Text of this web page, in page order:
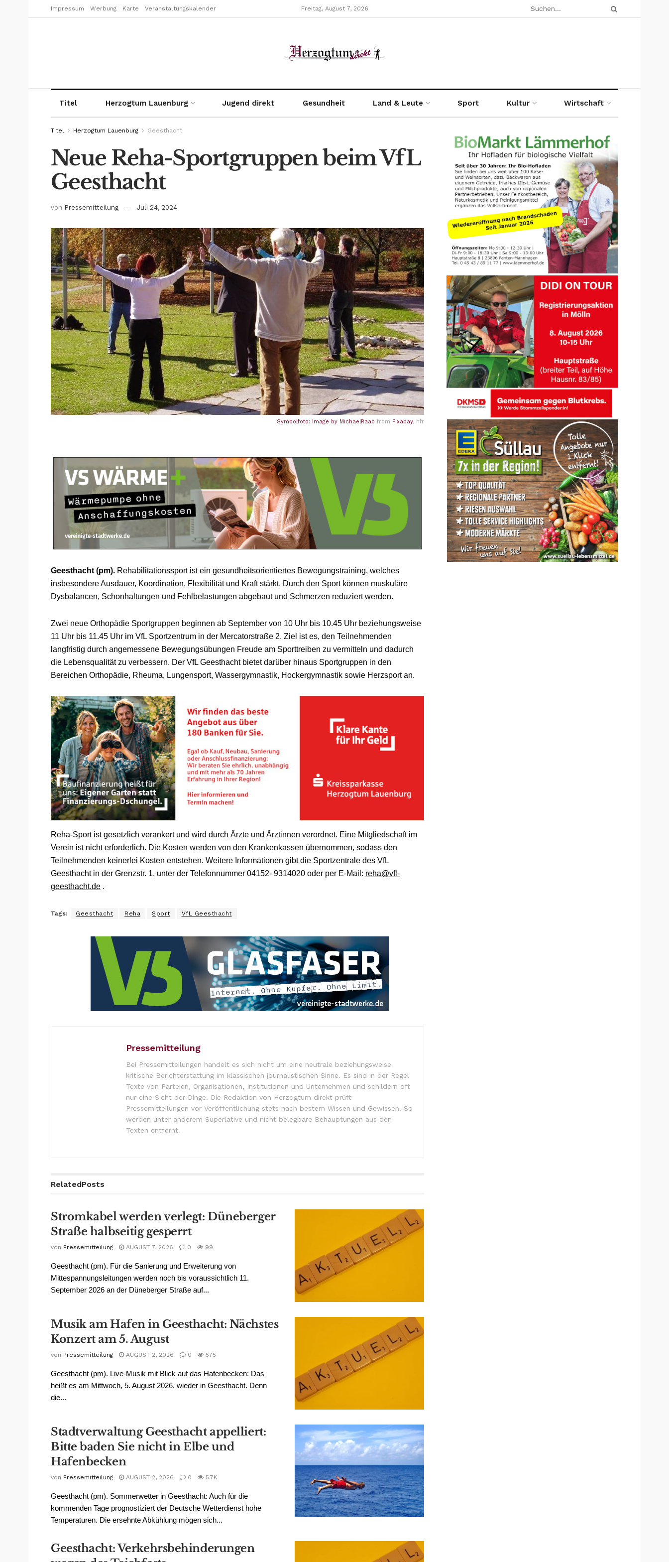
Impressum Werbung Karte Veranstaltungskalender Freitag, August 7, 2026
Titel Herzogtum Lauenburg Jugend direkt Gesundheit Land & Leute Sport Kultur Wirtschaft
Titel Herzogtum Lauenburg Geesthacht
Neue Reha-Sportgruppen beim VfL
Geesthacht
von Pressemitteilung Juli 24, 2024
Symbolfoto: Image by MichaelRaab from Pixabay, hfr
Geesthacht (pm). Rehabilitationssport ist ein gesundheitsorientiertes Bewegungstraining, welches
insbesondere Ausdauer, Koordination, Flexibilität und Kraft stärkt. Durch den Sport können muskuläre
Dysbalancen, Schonhaltungen und Fehlbelastungen abgebaut und Schmerzen reduziert werden.
Zwei neue Orthopädie Sportgruppen beginnen ab September von 10 Uhr bis 10.45 Uhr beziehungsweise
11 Uhr bis 11.45 Uhr im VfL Sportzentrum in der Mercatorstraße 2. Ziel ist es, den Teilnehmenden
langfristig durch angemessene Bewegungsübungen Freude am Sporttreiben zu vermitteln und dadurch
die Lebensqualität zu verbessern. Der VfL Geesthacht bietet darüber hinaus Sportgruppen in den
Bereichen Orthopädie, Rheuma, Lungensport, Wassergymnastik, Hockergymnastik sowie Herzsport an.
Reha-Sport ist gesetzlich verankert und wird durch Ärzte und Ärztinnen verordnet. Eine Mitgliedschaft im
Verein ist nicht erforderlich. Die Kosten werden von den Krankenkassen übernommen, sodass den
Teilnehmenden keinerlei Kosten entstehen. Weitere Informationen gibt die Sportzentrale des VfL
Geesthacht in der Grenzstr. 1, unter der Telefonnummer 04152- 9314020 oder per E-Mail: reha@vfl-
geesthacht.de .
Tags: Geesthacht Reha Sport VfL Geesthacht
Pressemitteilung
Bei Pressemitteilungen handelt es sich nicht um eine neutrale beziehungsweise
kritische Berichterstattung im klassischen journalistischen Sinne. Es sind in der Regel
Texte von Parteien, Organisationen, Institutionen und Unternehmen und schildern oft
nur eine Sicht der Dinge. Die Redaktion von Herzogtum direkt prüft
Pressemitteilungen vor Veröffentlichung stets nach bestem Wissen und Gewissen. So
werden unter anderem Superlative und nicht belegbare Behauptungen aus den
Texten entfernt.
RelatedPosts
Stromkabel werden verlegt: Düneberger
Straße halbseitig gesperrt
von Pressemitteilung AUGUST 7, 2026 0 99
Geesthacht (pm). Für die Sanierung und Erweiterung von
Mittespannungsleitungen werden noch bis voraussichtlich 11.
September 2026 an der Düneberger Straße auf...
Musik am Hafen in Geesthacht: Nächstes
Konzert am 5. August
von Pressemitteilung AUGUST 2, 2026 0 575
Geesthacht (pm). Live-Musik mit Blick auf das Hafenbecken: Das
heißt es am Mittwoch, 5. August 2026, wieder in Geesthacht. Denn
die...
Stadtverwaltung Geesthacht appelliert:
Bitte baden Sie nicht in Elbe und
Hafenbecken
von Pressemitteilung AUGUST 2, 2026 0 5.7K
Geesthacht (pm). Sommerwetter in Geesthacht: Auch für die
kommenden Tage prognostiziert der Deutsche Wetterdienst hohe
Temperaturen. Die ersehnte Abkühlung mögen sich...
Geesthacht: Verkehrsbehinderungen